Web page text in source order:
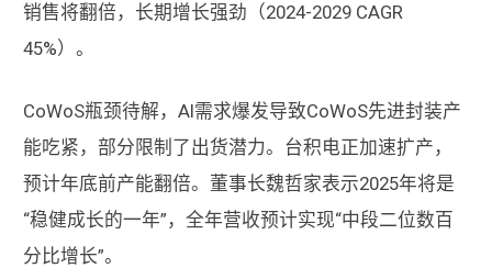
销售将翻倍，长期增长强劲（2024-2029 CAGR
45%）。
CoWoS瓶颈待解，AI需求爆发导致CoWoS先进封装产
能吃紧，部分限制了出货潜力。台积电正加速扩产，
预计年底前产能翻倍。董事长魏哲家表示2025年将是
“稳健成长的一年”，全年营收预计实现“中段二位数百
分比增长”。